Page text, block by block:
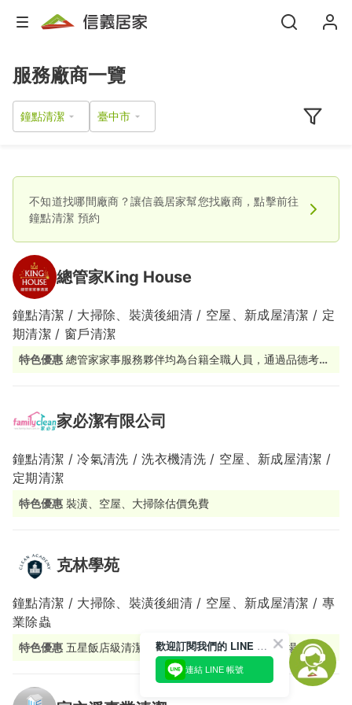
服務廠商一覽
鐘點清潔
不知道找哪間廠商？讓信義居家幫您找廠商，點擊前往
鐘點清潔 預約
總管家King House
鐘點清潔 / 大掃除、裝潢後細清 / 空屋、新成屋清潔 / 定
期清潔 / 窗戶清潔
特色優惠 總管家家事服務夥伴均為台籍全職人員，通過品德考核
家必潔有限公司
鐘點清潔 / 冷氣清洗 / 洗衣機清洗 / 空屋、新成屋清潔 /
定期清潔
特色優惠 裝潢、空屋、大掃除估價免費
克林學苑
鐘點清潔 / 大掃除、裝潢後細清 / 空屋、新成屋清潔 / 專
業除蟲
特色優惠 五星飯店級清潔品質、免費錄影估價、免費現場估價、
歡迎訂閱我們的 LINE 官方帳號
連結 LINE 帳號